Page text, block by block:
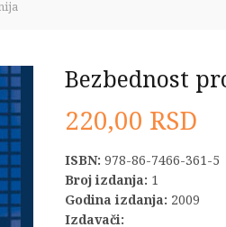
Bezbednost
220,00 RSD
ISBN: 978-86-7466-361-5
Broj izdanja: 1
Godina izdanja: 2009
Izdavači: